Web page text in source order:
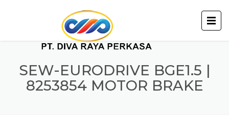
SEW-EURODRIVE BGE1.5 |
8253854 MOTOR BRAKE